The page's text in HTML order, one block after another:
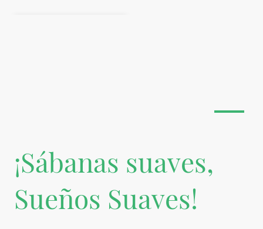
¡Sábanas suaves,
Sueños Suaves!